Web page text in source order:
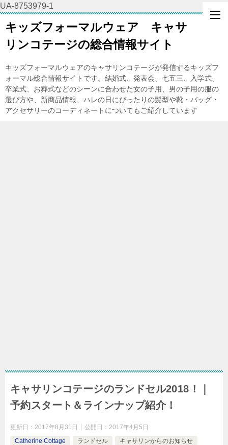
UA-8753979-1
キッズフォーマルウェア キャサ
リンコテージの総合情報サイト
キッズフォーマルウェアのキャサリンコテージが発信するキッズフ
ォーマル総合情報サイトです。結婚式、発表会、七五三、入学式、
卒業式、お葬式などのシーンに合わせた女の子用、男の子用の服の
選び方や、新商品情報、ハレの日にぴったりの髪型や靴・バッグ・
アクセサリーのコーディネートについてもご紹介しています
キャサリンコテージのランドセル2018！｜
予約スタート＆ラインナップ紹介！
更新日： 2017年8月31日 公開日： 2017年4月5日
Catherine Cottage
ランドセル キャサリンからのお知らせ